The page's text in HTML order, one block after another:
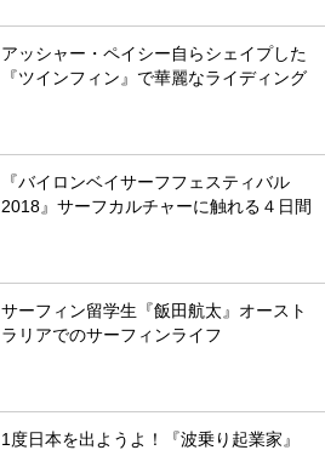
アッシャー・ペイシー自らシェイプした
『ツインフィン』で華麗なライディング
『バイロンベイサーフフェスティバル
2018』サーフカルチャーに触れる４日間
サーフィン留学生『飯田航太』オースト
ラリアでのサーフィンライフ
1度日本を出ようよ！『波乗り起業家』